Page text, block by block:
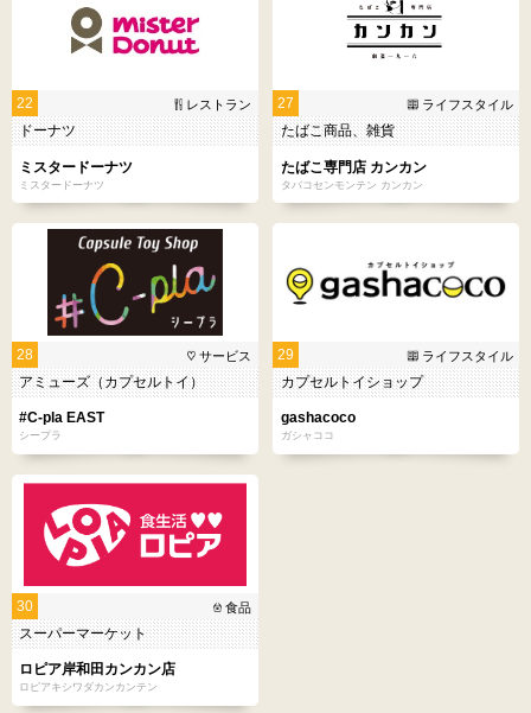
22 レストラン
ドーナツ
ミスタードーナツ
ミスタードーナツ
27 ライフスタイル
たばこ商品、雑貨
たばこ専門店 カンカン
タバコセンモンテン カンカン
28 サービス
アミューズ（カプセルトイ）
#C-pla EAST
シープラ
29 ライフスタイル
カプセルトイショップ
gashacoco
ガシャココ
30 食品
スーパーマーケット
ロピア岸和田カンカン店
ロピアキシワダカンカンテン